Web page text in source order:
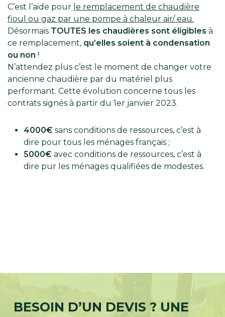
C’est l’aide pour le remplacement de chaudière
fioul ou gaz par une pompe à chaleur air/ eau.
Désormais TOUTES les chaudières sont éligibles à
ce remplacement, qu’elles soient à condensation
ou non !
N’attendez plus c’est le moment de changer votre
ancienne chaudière par du matériel plus
performant. Cette évolution concerne tous les
contrats signés à partir du 1er janvier 2023.
4000€ sans conditions de ressources, c’est à
dire pour tous les ménages français ;
5000€ avec conditions de ressources, c’est à
dire pur les ménages qualifiées de modestes.
BESOIN D’UN DEVIS ? UNE